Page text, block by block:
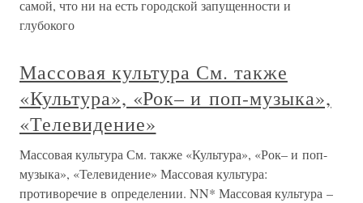
самой, что ни на есть городской запущенности и
глубокого
Массовая культура См. также
«Культура», «Рок– и поп-музыка»,
«Телевидение»
Массовая культура См. также «Культура», «Рок– и поп-
музыка», «Телевидение» Массовая культура:
противоречие в определении. NN* Массовая культура –